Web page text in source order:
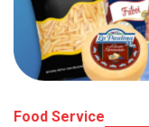
Food Service